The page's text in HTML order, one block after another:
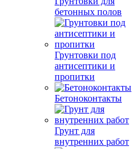
бетонных полов
Грунтовки под
антисептики и
пропитки
Бетоноконтакты
Грунт для
внутренних работ